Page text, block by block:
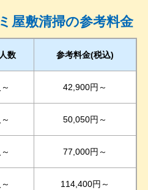
屋敷清掃の参考料金
数 参考料金(税込)
42,900円～
50,050円～
77,000円～
114,400円～